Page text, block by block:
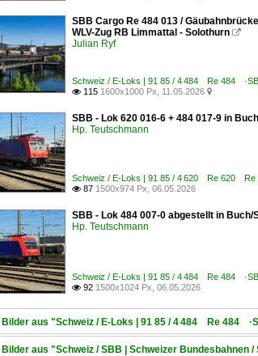
SBB Cargo Re 484 013 /
WLV-Zug RB Limmattal - Solothurn 
Julian Ryf
Schweiz / E-Loks | 91 85 / 4 484 Re 484
 115 1600x1000 Px, 11.05.2026 
SBB - Lok 620 016-6 + 484 017-9 in
Hp. Teutschmann
Schweiz / E-Loks | 91 85 / 4 620 Re 620 Re
 87 1500x974 Px, 06.05.2026
SBB - Lok 484 007-0 abgestellt in Buch/
Hp. Teutschmann
Schweiz / E-Loks | 91 85 / 4 484 Re 484
 92 1500x1024 Px, 06.05.2026
Bilder aus "Schweiz / E-Loks | 91 85 / 4 484 Re 484
Bilder aus "Schweiz / SBB | Schweizer